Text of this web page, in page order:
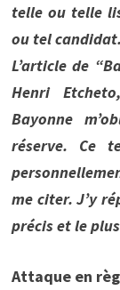
telle ou telle
ou tel
L’article de
Henri
Bayonne
réserve. Ce
me citer. J’y
précis et le
Attaque en